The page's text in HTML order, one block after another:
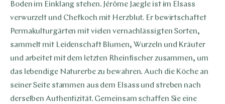
Boden im Einklang stehen. Jérôme Jaegle ist im Elsass
verwurzelt und Chefkoch mit Herzblut. Er bewirtschaftet
Permakulturgärten mit vielen vernachlässigten Sorten,
sammelt mit Leidenschaft Blumen, Wurzeln und Kräuter
und arbeitet mit dem letzten Rheinfischer zusammen, um
das lebendige Naturerbe zu bewahren. Auch die Köche an
seiner Seite stammen aus dem Elsass und streben nach
derselben Authentizität. Gemeinsam schaffen Sie eine